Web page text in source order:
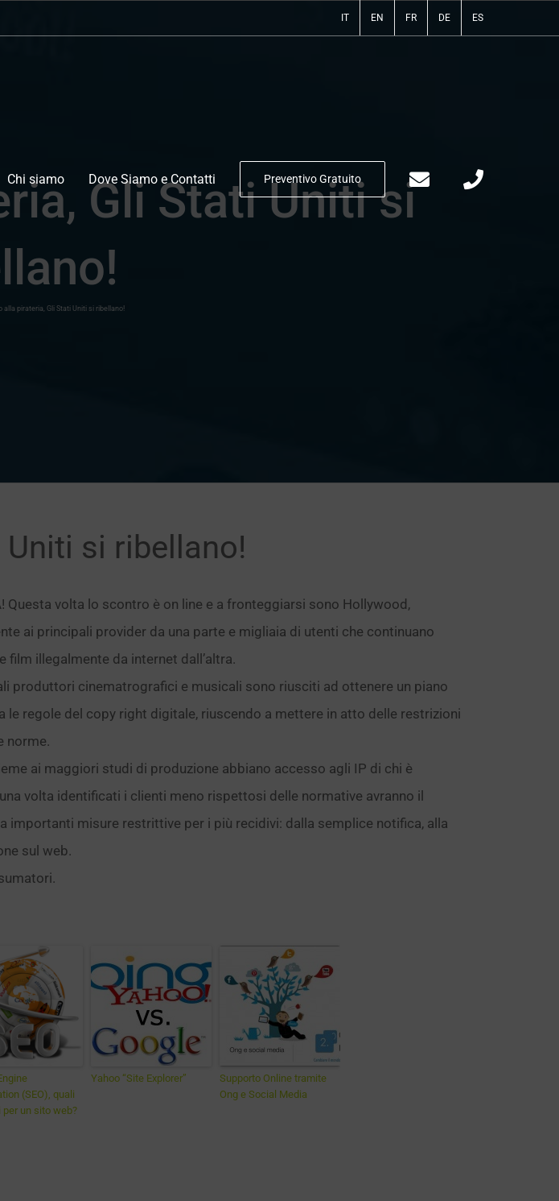
IT EN FR DE ES
Chi siamo Dove Siamo e Contatti Preventivo Gratuito
Gli Stati Uniti si
alla pirateria, Gli Stati Uniti si ribellano!
si ribellano!
Questa volta lo scontro è on line e a fronteggiarsi sono Hollywood,
ai principali provider da una parte e migliaia di utenti che continuano
illegalmente da internet dall’altra.
produttori cinematrografici e musicali sono riusciti ad ottenere un piano
le regole del copy right digitale, riuscendo a mettere in atto delle restrizioni
norme.
ai maggiori studi di produzione abbiano accesso agli IP di chi è
volta identificati i clienti meno rispettosi delle normative avranno il
importanti misure restrittive per i più recidivi: dalla semplice notifica, alla
sul web.
(SEO), quali
per un sito web?
Yahoo “Site Explorer”
Supporto Online tramite
Ong e Social Media